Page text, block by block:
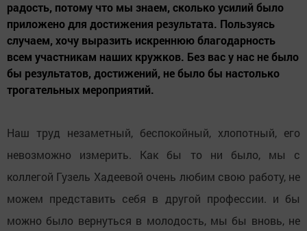
радость, потому что мы знаем, сколько усилий было
приложено для достижения результата. Пользуясь
случаем, хочу выразить искреннюю благодарность
всем участникам наших кружков. Без вас у нас не было
бы результатов, достижений, не было бы настолько
трогательных мероприятий.
Наш труд незаметный, беспокойный, хлопотный, его
невозможно измерить. Как бы то ни было, мы с
коллегой Гузель Хадеевой очень любим свою работу, не
можем представить себя в другой профессии. и бы
можно было вернуться в молодость, мы бы вновь, не